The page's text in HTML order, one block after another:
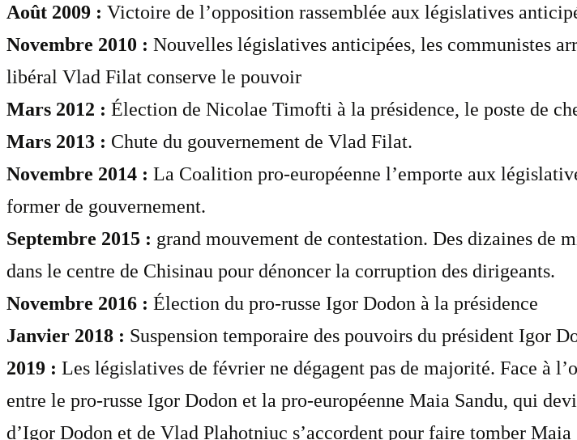
Août 2009 : Victoire de l’opposition rassemblée aux législatives
Novembre 2010 : Nouvelles législatives anticipées, les communistes
libéral Vlad Filat conserve le pouvoir
Mars 2012 : Élection de Nicolae Timofti à la présidence, le poste de
Mars 2013 : Chute du gouvernement de Vlad Filat.
Novembre 2014 : La Coalition pro-européenne l’emporte aux
former de gouvernement.
Septembre 2015 : grand mouvement de contestation. Des dizaines de
dans le centre de Chisinau pour dénoncer la corruption des dirigeants.
Novembre 2016 : Élection du pro-russe Igor Dodon à la présidence
Janvier 2018 : Suspension temporaire des pouvoirs du président Igor
2019 : Les législatives de février ne dégagent pas de majorité. Face à
entre le pro-russe Igor Dodon et la pro-européenne Maia Sandu, qui
d’Igor Dodon et de Vlad Plahotniuc s’accordent pour faire tomber Maia